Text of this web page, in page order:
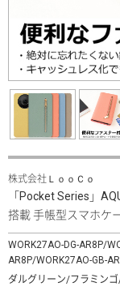
株式会社ＬｏｏＣｏ
「Pocket Series」
搭載 手帳型スマホケ
WORK27AO-DG-AR8P/
AR8P/WORK27AO-GB-
ダルグリーン/フラミン